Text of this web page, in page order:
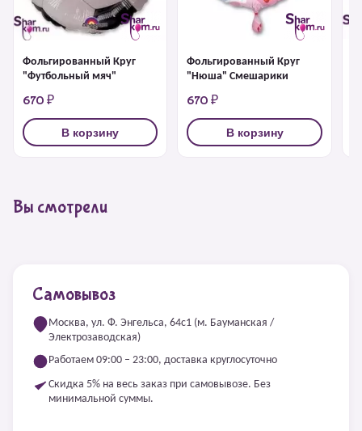
Фольгированный Круг
"Футбольный мяч"
670 ₽
В корзину
Фольгированный Круг
"Нюша" Смешарики
670 ₽
В корзину
Вы смотрели
Самовывоз
Москва, ул. Ф. Энгельса, 64с1 (м. Бауманская /
Электрозаводская)
Работаем 09:00 – 23:00, доставка круглосуточно
Скидка 5% на весь заказ при самовывозе. Без
минимальной суммы.